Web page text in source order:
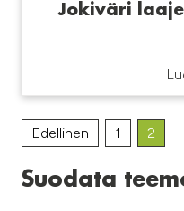
Jokiväri
Edellinen 1 2
Suodata